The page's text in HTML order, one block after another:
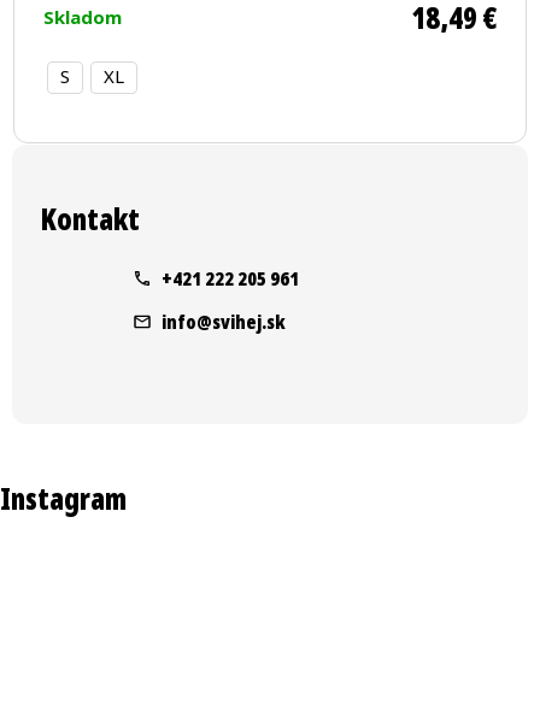
Skladom 18,49 €
S XL
Instagram
Kontakt
info@svihej.sk
+421 222 205 961